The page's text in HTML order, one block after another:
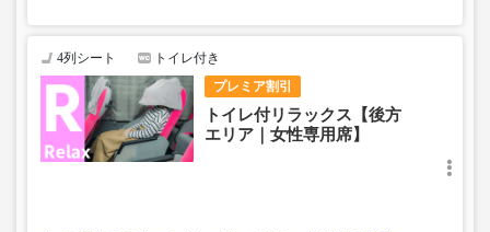
プレミア割引
4列シート トイレ付き
トイレ付リラックス【後方
エリア｜女性専用席】